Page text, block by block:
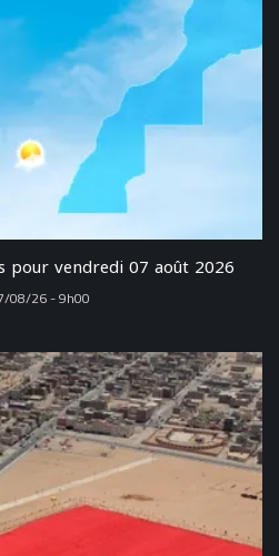
pour vendredi 07 août 2026
08/26 - 9h00